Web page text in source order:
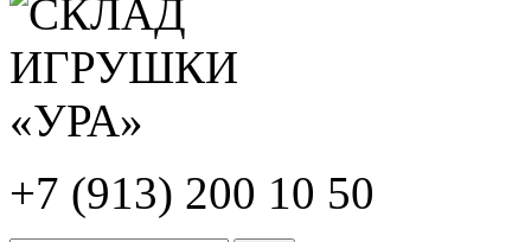
+7 (913) 200 10 50